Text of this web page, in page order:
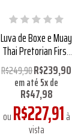
Luva de Boxe e Muay
Thai Pretorian First
FX1 Preto
R$249,90R$239,90
em até5xde
R$47,98
ouR$227,91à
vista